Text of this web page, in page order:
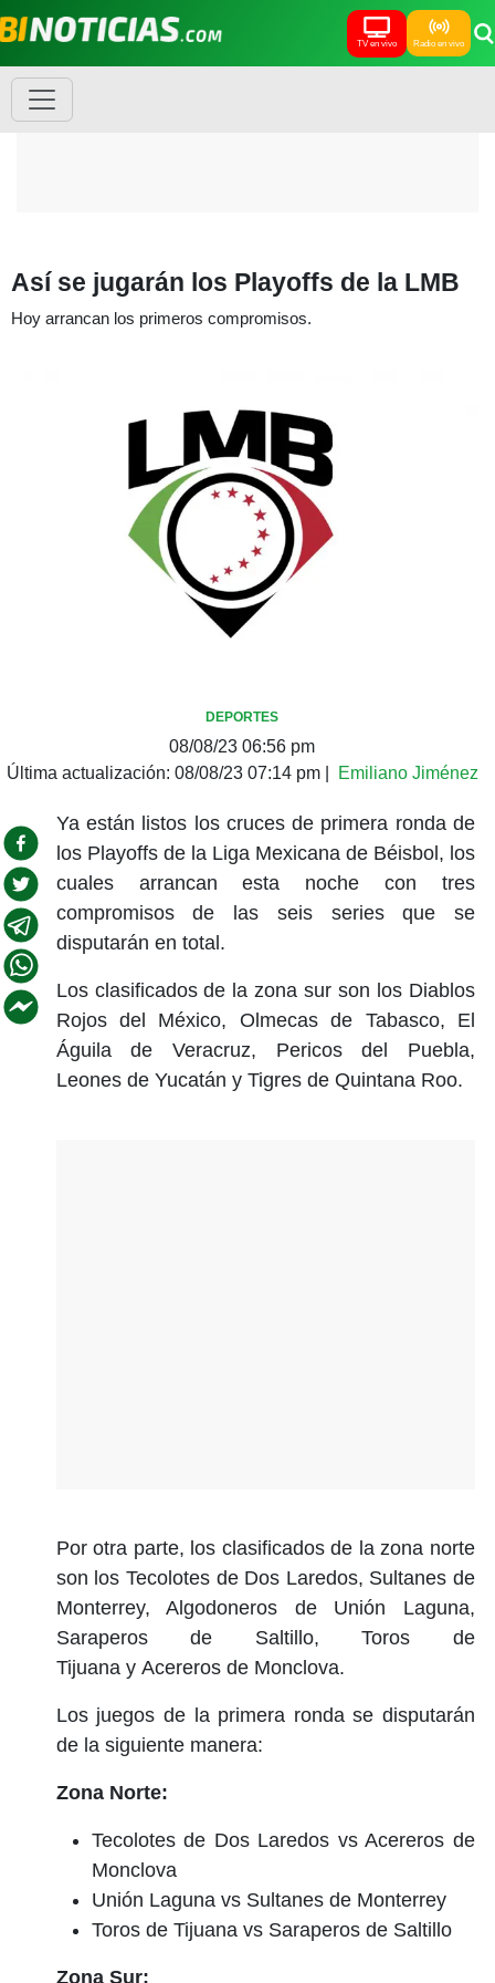
TV en vivo Radio en vivo
Así se jugarán los Playoffs de la LMB
Hoy arrancan los primeros compromisos.
DEPORTES
08/08/23 06:56 pm
Última actualización: 08/08/23 07:14 pm| Emiliano Jiménez
Ya están listos los cruces de primera ronda de
los Playoffs de la Liga Mexicana de Béisbol, los
cuales arrancan esta noche con tres
compromisos de las seis series que se
disputarán en total.
Los clasificados de la zona sur son los Diablos
Rojos del México, Olmecas de Tabasco, El
Águila de Veracruz, Pericos del Puebla,
Leones de Yucatán y Tigres de Quintana Roo.
Por otra parte, los clasificados de la zona norte
son los Tecolotes de Dos Laredos, Sultanes de
Monterrey, Algodoneros de Unión Laguna,
Saraperos de Saltillo, Toros de
Tijuana y Acereros de Monclova.
Los juegos de la primera ronda se disputarán
de la siguiente manera:
Zona Norte:
Tecolotes de Dos Laredos vs Acereros de
Monclova
Unión Laguna vs Sultanes de Monterrey
Toros de Tijuana vs Saraperos de Saltillo
Zona Sur: